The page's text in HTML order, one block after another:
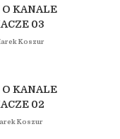
O KANALE
03
Koszur
O KANALE
02
Koszur